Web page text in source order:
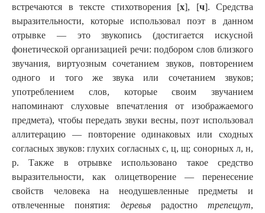
встречаются в тексте стихотворения [х], [ч]. Средства
выразительности, которые использовал поэт в данном
отрывке — это звукопись (достигается искусной
фонетической организацией речи: подбором слов близкого
звучания, виртуозным сочетанием звуков, повторением
одного и того же звука или сочетанием звуков;
употреблением слов, которые своим звучанием
напоминают слуховые впечатления от изображаемого
предмета), чтобы передать звуки весны, поэт использовал
аллитерацию — повторение одинаковых или сходных
согласных звуков: глухих согласных с, ц, щ; сонорных л, н,
р. Также в отрывке использовано такое средство
выразительности, как олицетворение — перенесение
свойств человека на неодушевленные предметы и
отвлеченные понятия: деревьярадостно трепещут,